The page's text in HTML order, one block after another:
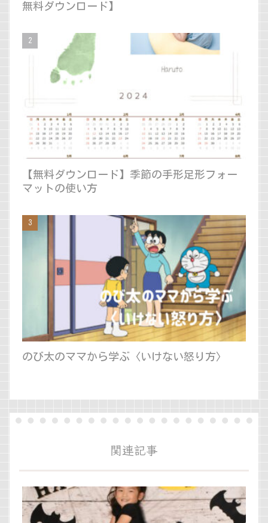
無料ダウンロード】
【無料ダウンロード】季節の手形足形フォー
マットの使い方
のび太のママから学ぶ〈いけない怒り方〉
関連記事